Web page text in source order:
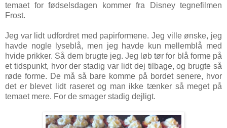
temaet for fødselsdagen kommer fra Disney tegnefilmen
Frost.
Jeg var lidt udfordret med papirformene. Jeg ville ønske, jeg
havde nogle lyseblå, men jeg havde kun mellemblå med
hvide prikker. Så dem brugte jeg. Jeg løb tør for blå forme på
et tidspunkt, hvor der stadig var lidt dej tilbage, og brugte så
røde forme. De må så bare komme på bordet senere, hvor
det er blevet lidt raseret og man ikke tænker så meget på
temaet mere. For de smager stadig dejligt.